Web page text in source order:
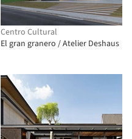
Centro Cultural
El gran granero / Atelier Deshaus